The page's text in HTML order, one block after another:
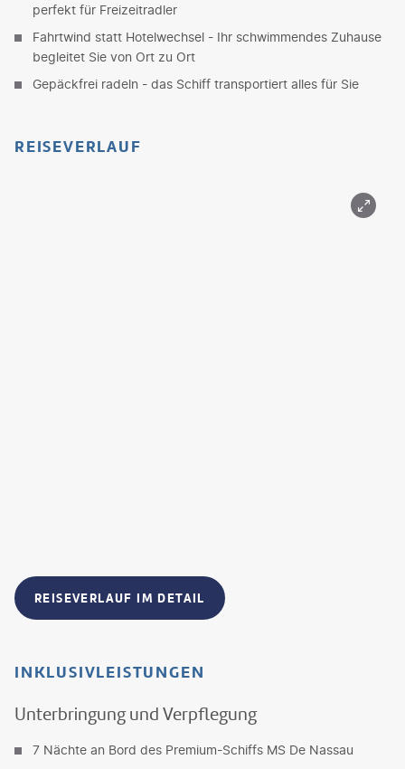
perfekt für Freizeitradler
Fahrtwind statt Hotelwechsel - Ihr schwimmendes Zuhause
begleitet Sie von Ort zu Ort
Gepäckfrei radeln - das Schiff transportiert alles für Sie
REISEVERLAUF
REISEVERLAUF IM DETAIL
INKLUSIVLEISTUNGEN
Unterbringung und Verpflegung
7 Nächte an Bord des Premium-Schiffs MS De Nassau